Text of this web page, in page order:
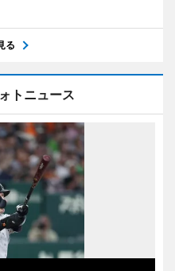
る
トニュース